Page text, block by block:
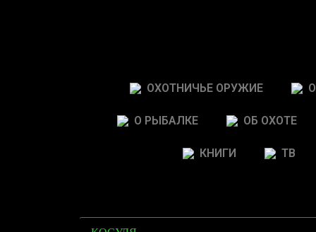
ОХОТНИЧЬЕ ОРУЖИЕ
О РЫБАЛКЕ ОБ ОХОТЕ
КНИГИ ТВ